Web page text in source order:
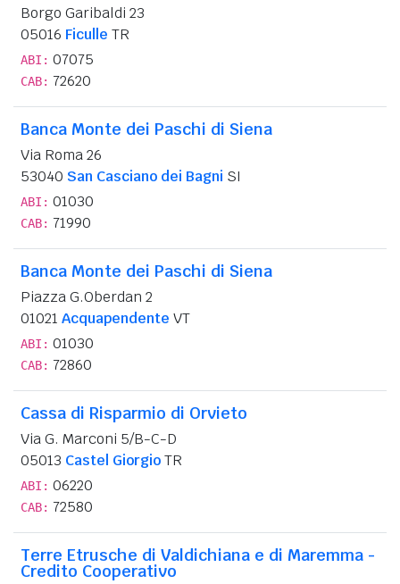
Borgo Garibaldi 23
05016 Ficulle TR
ABI: 07075
CAB: 72620
Banca Monte dei Paschi di Siena
Via Roma 26
53040 San Casciano dei Bagni SI
ABI: 01030
CAB: 71990
Banca Monte dei Paschi di Siena
Piazza G.Oberdan 2
01021 Acquapendente VT
ABI: 01030
CAB: 72860
Cassa di Risparmio di Orvieto
Via G. Marconi 5/B-C-D
05013 Castel GiorgioTR
ABI: 06220
CAB: 72580
Terre Etrusche di Valdichiana e di Maremma -
Credito Cooperativo